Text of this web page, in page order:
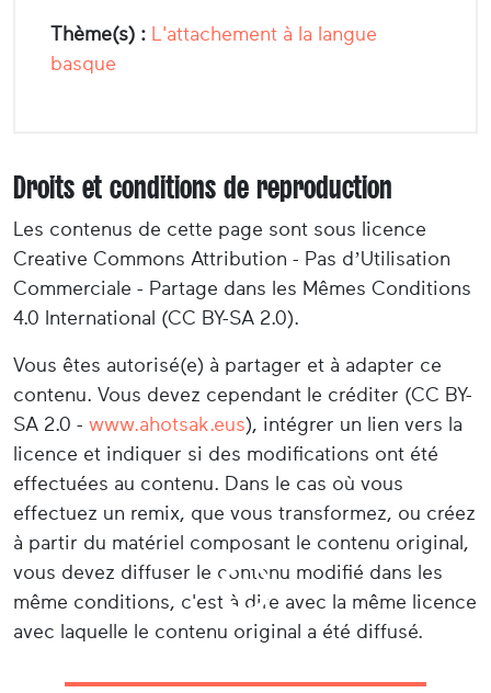
Thème(s) : L'attachement à la langue
basque
Droits et conditions de reproduction
Les contenus de cette page sont sous licence
Creative Commons Attribution - Pas d’Utilisation
Commerciale - Partage dans les Mêmes Conditions
4.0 International (CC BY-SA 2.0).
Vous êtes autorisé(e) à partager et à adapter ce
contenu. Vous devez cependant le créditer (CC BY-
SA 2.0 - www.ahotsak.eus), intégrer un lien vers la
licence et indiquer si des modifications ont été
effectuées au contenu. Dans le cas où vous
effectuez un remix, que vous transformez, ou créez
à partir du matériel composant le contenu original,
vous devez diffuser le contenu modifié dans les
même conditions, c'est à dire avec la même licence
avec laquelle le contenu original a été diffusé.